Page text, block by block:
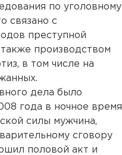
по уголовному
связано с
преступной
производством
в том числе на
дела было
года в ночное время
силы мужчина,
сговору
половой акт и